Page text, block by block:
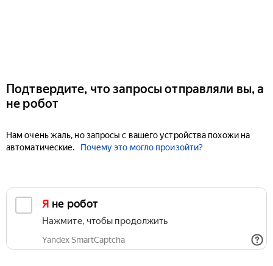
Подтвердите, что запросы отправляли вы, а
не робот
Нам очень жаль, но запросы с вашего устройства похожи на
автоматические.
Почему это могло произойти?
Я не робот
Нажмите, чтобы продолжить
Yandex SmartCaptcha